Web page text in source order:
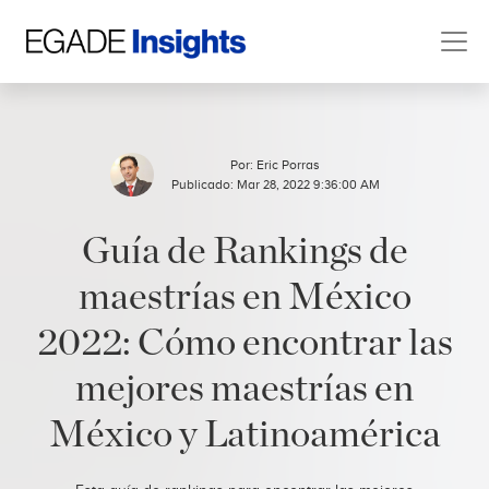
Por: Eric Porras
Publicado: Mar 28, 2022 9:36:00 AM
Guía de Rankings de
maestrías en México
2022: Cómo encontrar las
mejores maestrías en
México y Latinoamérica